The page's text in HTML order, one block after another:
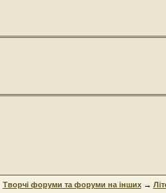
Творчі форуми та форуми на інших→